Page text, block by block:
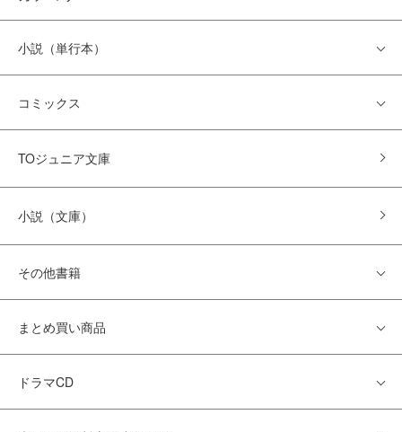
小説（単行本）
コミックス
TOジュニア文庫
小説（文庫）
その他書籍
まとめ買い商品
ドラマCD